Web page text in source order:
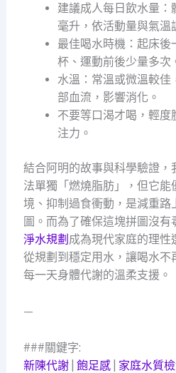
建議成人每日飲水量
毫升，依活動量與氣溫
最佳喝水時機：起床後
杯、運動前後少量多次
水溫：常溫或微溫較佳
部血流，影響消化。
不要等口渴才喝，輕
注力。
結合阿明的故事與科學驗證，
法單獨「燃燒脂肪」，但它能
境、抑制過食衝動，是減重路
圖。而為了確保這塊拼圖沒有
淨水規劃 成為現代家庭的理性
從規劃到穩定用水，讓喝水不
每一天身體代謝的溫柔支援。
—
###關鍵字:
新陳代謝| 飽足感| 家庭水質檢